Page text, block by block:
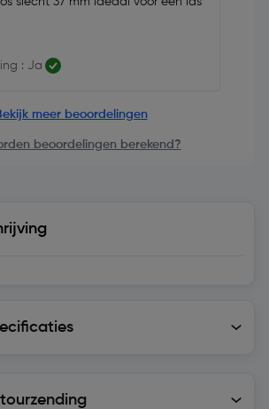
: Ja
meer beoordelingen
beoordelingen berekend?